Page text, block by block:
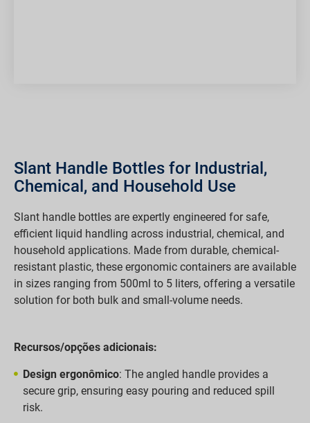
Slant Handle Bottles for Industrial,
Chemical, and Household Use
Slant handle bottles are expertly engineered for safe,
efficient liquid handling across industrial, chemical, and
household applications. Made from durable, chemical-
resistant plastic, these ergonomic containers are available
in sizes ranging from 500ml to 5 liters, offering a versatile
solution for both bulk and small-volume needs.
Recursos/opções adicionais:
Design ergonômico: The angled handle provides a
secure grip, ensuring easy pouring and reduced spill
risk.